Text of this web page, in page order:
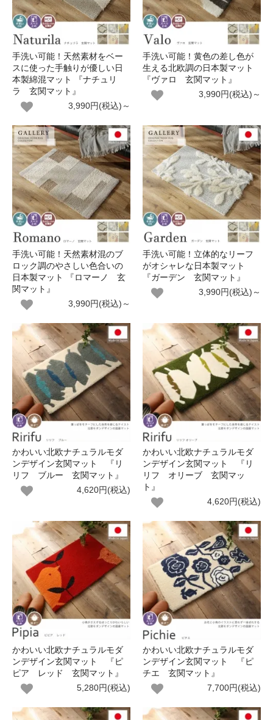
手洗い可能！天然素材をベー
スに使った手触りが優しい日
本製綿混マット 『ナチュリ
ラ 玄関マット』
3,990円(税込)～
手洗い可能！黄色の差し色が
生える北欧調の日本製マット
『ヴァロ 玄関マット』
3,990円(税込)～
手洗い可能！天然素材混のブ
ロック調のやさしい色合いの
日本製マット 『ロマーノ 玄
関マット』
3,990円(税込)～
手洗い可能！立体的なリーフ
がオシャレな日本製マット
『ガーデン 玄関マット』
3,990円(税込)～
かわいい北欧ナチュラルモダ
ンデザイン玄関マット 『リ
リフ ブルー 玄関マット』
4,620円(税込)
かわいい北欧ナチュラルモダ
ンデザイン玄関マット 『リ
リフ オリーブ 玄関マッ
ト』
4,620円(税込)
かわいい北欧ナチュラルモダ
ンデザイン玄関マット 『ピ
ピア レッド 玄関マット』
5,280円(税込)
かわいい北欧ナチュラルモダ
ンデザイン玄関マット 『ピ
チエ 玄関マット』
7,700円(税込)